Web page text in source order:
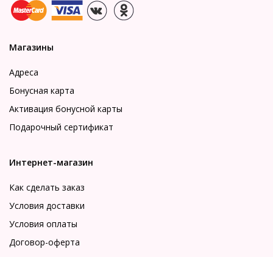
Магазины
Адреса
Бонусная карта
Активация бонусной карты
Подарочный сертификат
Интернет-магазин
Как сделать заказ
Условия доставки
Условия оплаты
Договор-оферта